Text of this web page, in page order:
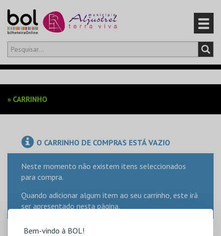
Bem-vindo à BOL!
Olá,iniciar sessão
EVENTOS
CARTÕES
PRODUTOS
» CARRINHO
O CARRINHO DE COMPRAS ESTÁ VAZIO
Neste momento não existem itens seleccionados
para compra.
Quando adicionar algum item ao seu carrinho, este irá
ser apresentado nesta página.